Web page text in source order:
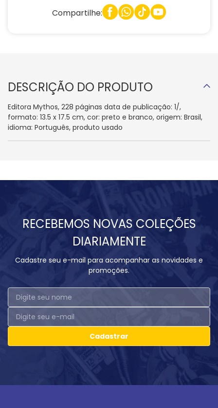
Compartilhe:
DESCRIÇÃO DO PRODUTO
Editora Mythos, 228 páginas data de publicação: 1/,
formato: 13.5 x 17.5 cm, cor: preto e branco, origem: Brasil,
idioma: Português, produto usado
RECEBEMOS NOVAS COLEÇÕES
DIARIAMENTE
Cadastre seu e-mail para acompanhar as novidades e
promoções.
Cadastrar